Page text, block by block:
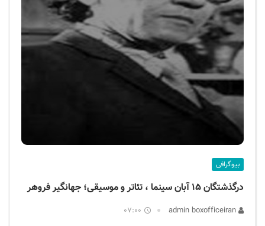
بیوگرافی
درگذشتگان ۱۵ آبان سینما ، تئاتر و موسیقی؛ جهانگیر فروهر
07:00